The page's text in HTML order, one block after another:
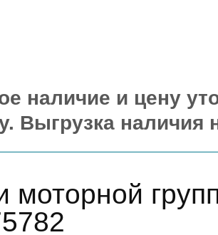
наличие и цену
Выгрузка наличия
моторной